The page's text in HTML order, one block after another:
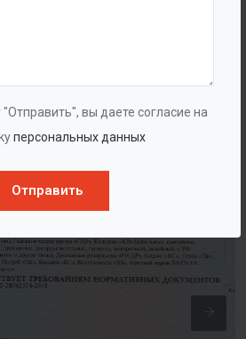
вы даете согласие на
персональных данных
Отправить